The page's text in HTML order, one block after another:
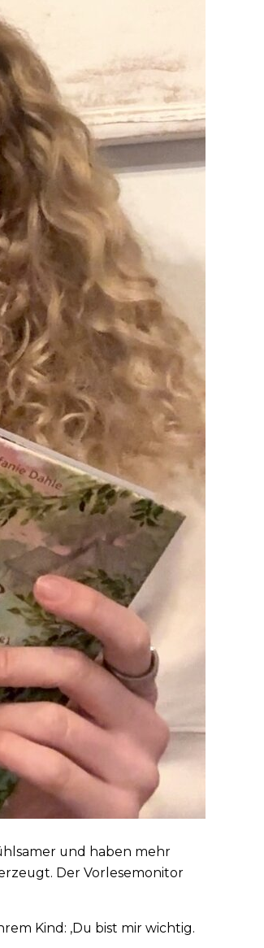
und haben mehr
Der Vorlesemonitor
Kind: ‚Du bist mir wichtig.